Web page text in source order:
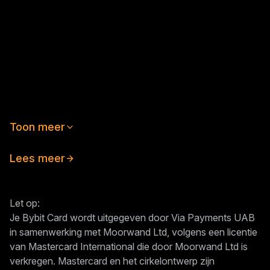
Toon meer
Lees meer
Let op:
Je Bybit Card wordt uitgegeven door Via Payments UAB
in samenwerking met Moorwand Ltd, volgens een licentie
van Mastercard International die door Moorwand Ltd is
verkregen. Mastercard en het cirkelontwerp zijn